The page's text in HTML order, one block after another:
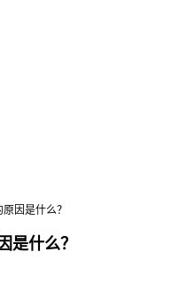
因是什么？
是什么？